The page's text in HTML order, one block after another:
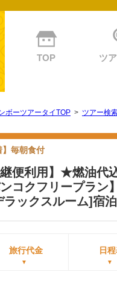
TOP ツ
ボーツアータイTOP > ツアー検
】毎朝食付
継便利用】★燃油
コクフリープラ
ラックスルーム]宿泊
旅行代金
▼
日
▼